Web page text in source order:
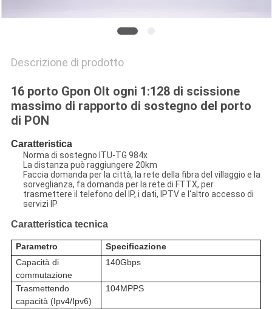
Descrizione di prodotto
16 porto Gpon Olt ogni 1:128 di scissione
massimo di rapporto di sostegno del porto
di PON
Caratteristica
Norma di sostegno ITU-TG 984x
La distanza può raggiungere 20km
Faccia domanda per la città, la rete della fibra del villaggio e la
sorveglianza, fa domanda per la rete di FTTX, per
trasmettere il telefono del IP, i dati, IPTV e l'altro accesso di
servizi IP
Caratteristica tecnica
Parametro
Specificazione
Capacità di
commutazione
140Gbps
Trasmettendo
capacità (Ipv4/Ipv6)
104MPPS